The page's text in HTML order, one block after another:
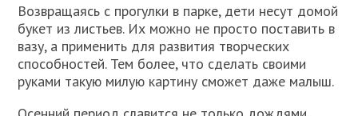
Возвращаясь с прогулки в парке, дети несут домой
букет из листьев. Их можно не просто поставить в
вазу, а применить для развития творческих
способностей. Тем более, что сделать своими
руками такую милую картину сможет даже малыш.